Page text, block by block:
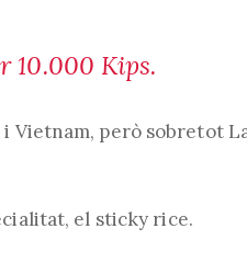
10.000 Kips.
Vietnam, però sobretot
el sticky rice.